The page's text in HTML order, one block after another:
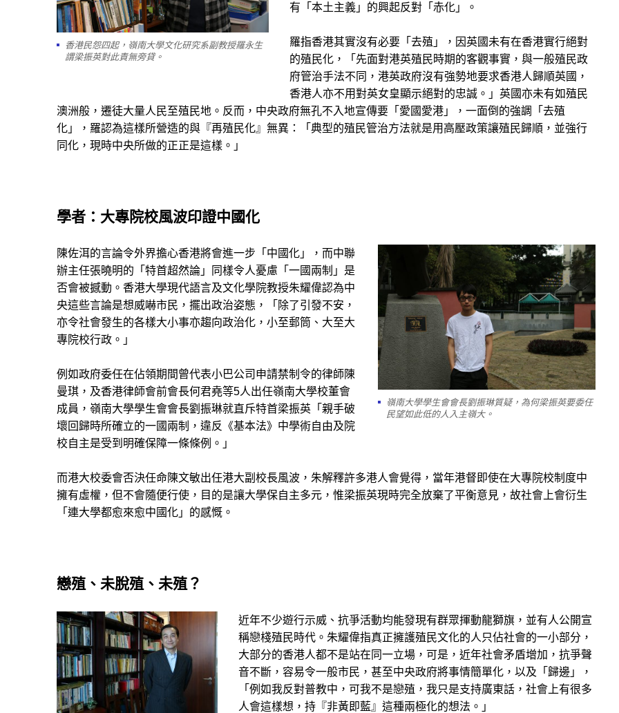
香港民怨四起，嶺南大學文化研究系副教授羅永生
謂梁振英對此責無旁貸。
有「本土主義」的興起反對「赤化」。
羅指香港其實沒有必要「去殖」，因英國未有在香港實行絕對
的殖民化，「先面對港英殖民時期的客觀事實，與一般殖民政
府管治手法不同，港英政府沒有強勢地要求香港人歸順英國，
香港人亦不用對英女皇顯示絕對的忠誠。」英國亦未有如殖民
澳洲般，遷徒大量人民至殖民地。反而，中央政府無孔不入地宣傳要「愛國愛港」，一面倒的強調「去殖
化」，羅認為這樣所營造的與『再殖民化』無異：「典型的殖民管治方法就是用高壓政策讓殖民歸順，並強行
同化，現時中央所做的正正是這樣。」
學者：大專院校風波印證中國化
嶺南大學學生會會長劉振琳質疑，為何梁振英要委任
民望如此低的人入主嶺大。
陳佐洱的言論令外界擔心香港將會進一步「中國化」，而中聯
辦主任張曉明的「特首超然論」同樣令人憂慮「一國兩制」是
否會被撼動。香港大學現代語言及文化學院教授朱耀偉認為中
央這些言論是想威嚇市民，擺出政治姿態，「除了引發不安，
亦令社會發生的各樣大小事亦趨向政治化，小至郵筒、大至大
專院校行政。」
例如政府委任在佔領期間曾代表小巴公司申請禁制令的律師陳
曼琪，及香港律師會前會長何君堯等5人出任嶺南大學校董會
成員，嶺南大學學生會會長劉振琳就直斥特首梁振英「親手破
壞回歸時所確立的一國兩制，違反《基本法》中學術自由及院
校自主是受到明確保障一條條例。」
而港大校委會否決任命陳文敏出任港大副校長風波，朱解釋許多港人會覺得，當年港督即使在大專院校制度中
擁有虛權，但不會隨便行使，目的是讓大學保自主多元，惟梁振英現時完全放棄了平衡意見，故社會上會衍生
「連大學都愈來愈中國化」的感慨。
戀殖、未脫殖、未殖？
近年不少遊行示威、抗爭活動均能發現有群眾揮動龍獅旗，並有人公開宣
稱戀棧殖民時代。朱耀偉指真正擁護殖民文化的人只佔社會的一小部分，
大部分的香港人都不是站在同一立場，可是，近年社會矛盾增加，抗爭聲
音不斷，容易令一般市民，甚至中央政府將事情簡單化，以及「歸邊」，
「例如我反對普教中，可我不是戀殖，我只是支持廣東話，社會上有很多
人會這樣想，持『非黃即藍』這種兩極化的想法。」